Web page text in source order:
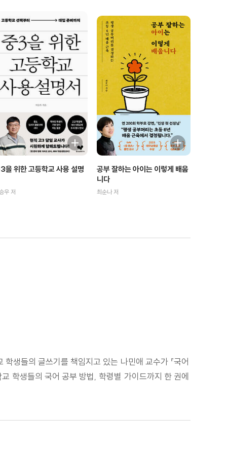
을 위한 고등학교 사용 설명
우 저
공부 잘하는 아이는 이렇게 배웁
니다
최순나 저
생들의 글쓰기를 책임지고 있는 나민애 교수가 『국어
학생들의 국어 공부 방법, 학령별 가이드까지 한 권에